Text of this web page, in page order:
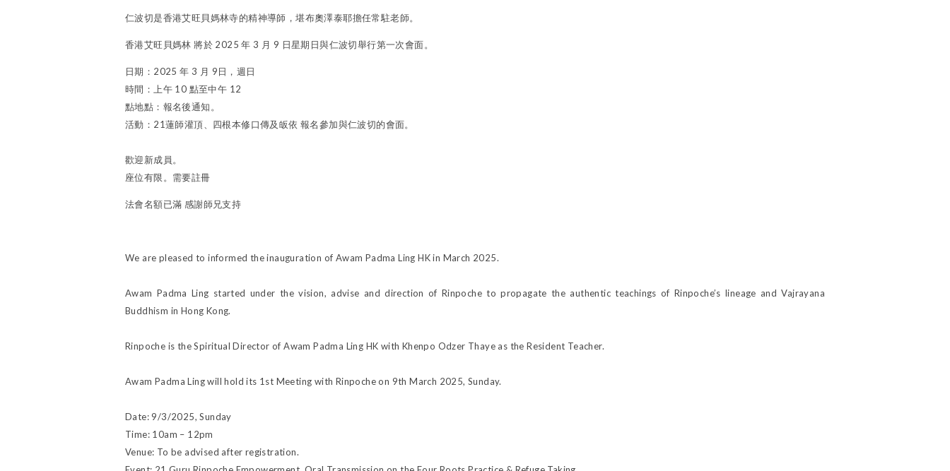
仁波切是香港艾旺貝媽林寺的精神導師，堪布奧澤泰耶擔任常駐老師。
香港艾旺貝媽林 將於 2025 年 3 月 9 日星期日與仁波切舉行第一次會面。
日期：2025 年 3 月 9日，週日
時間：上午 10 點至中午 12
點地點：報名後通知。
活動：21蓮師灌頂、四根本修口傳及皈依 報名參加與仁波切的會面。
歡迎新成員。
座位有限。需要註冊
法會名額已滿 感謝師兄支持
We are pleased to informed the inauguration of Awam Padma Ling HK in March 2025.
Awam Padma Ling started under the vision, advise and direction of Rinpoche to propagate the authentic teachings of Rinpoche’s lineage and Vajrayana
Buddhism in Hong Kong.
Rinpoche is the Spiritual Director of Awam Padma Ling HK with Khenpo Odzer Thaye as the Resident Teacher.
Awam Padma Ling will hold its 1st Meeting with Rinpoche on 9th March 2025, Sunday.
Date: 9/3/2025, Sunday
Time: 10am – 12pm
Venue: To be advised after registration.